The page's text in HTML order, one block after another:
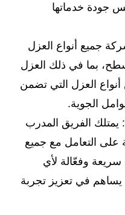
جودة خدماتها
جميع أنواع العزل
بما في ذلك العزل
العزل التي تضمن
الجوية.
الفريق المدرب
على التعامل مع جميع
وفعّالة لأي
في تعزيز تجربة